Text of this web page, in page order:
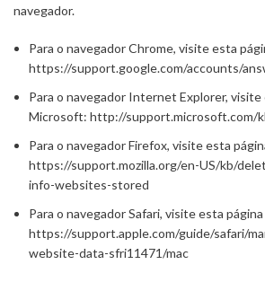
navegador.
Para o navegador Chrome, visite esta
https://support.google.com/accounts/
Para o navegador Internet Explorer, visite
Microsoft: http://support.microsoft.com/
Para o navegador Firefox, visite esta
https://support.mozilla.org/en-US/kb/
info-websites-stored
Para o navegador Safari, visite esta
https://support.apple.com/guide/safari/
website-data-sfri11471/mac